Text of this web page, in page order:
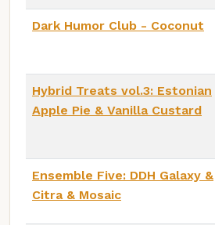
Dark Humor Club - Coconut
Hybrid Treats vol.3: Estonian
Apple Pie & Vanilla Custard
Ensemble Five: DDH Galaxy &
Citra & Mosaic